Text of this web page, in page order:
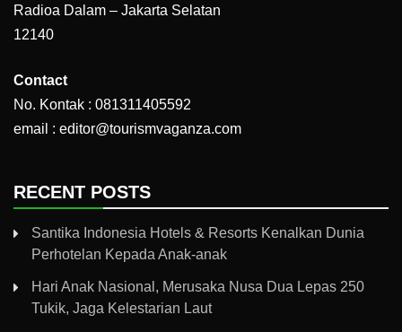
Radioa Dalam – Jakarta Selatan
12140
Contact
No. Kontak : 081311405592
email : editor@tourismvaganza.com
RECENT POSTS
Santika Indonesia Hotels & Resorts Kenalkan Dunia
Perhotelan Kepada Anak-anak
Hari Anak Nasional, Merusaka Nusa Dua Lepas 250
Tukik, Jaga Kelestarian Laut